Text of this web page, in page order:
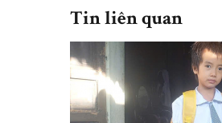
Tin liên quan